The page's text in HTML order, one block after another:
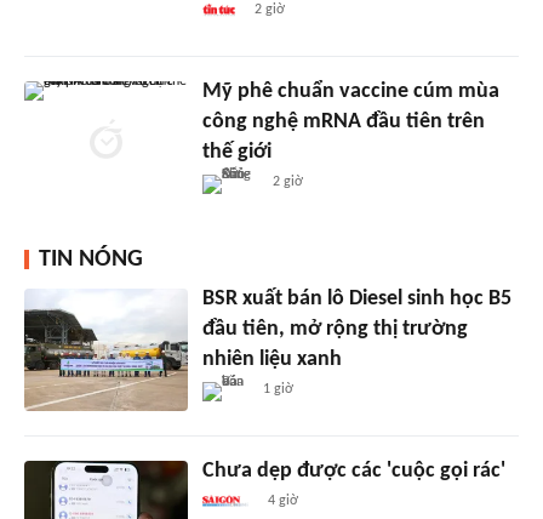
2 giờ
Mỹ phê chuẩn vaccine cúm mùa
công nghệ mRNA đầu tiên trên
thế giới
2 giờ
TIN NÓNG
BSR xuất bán lô Diesel sinh học B5
đầu tiên, mở rộng thị trường
nhiên liệu xanh
1 giờ
Chưa dẹp được các 'cuộc gọi rác'
4 giờ